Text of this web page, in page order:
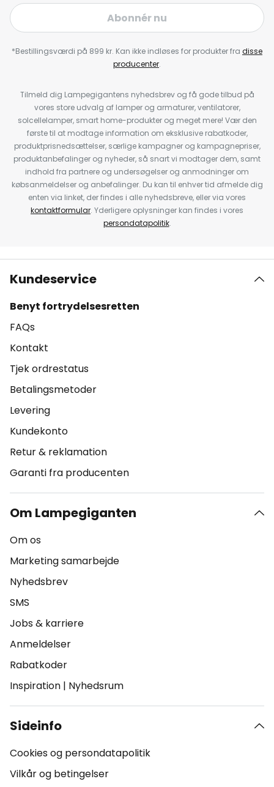
Abonnér nu
*Bestillingsværdi på 899 kr. Kan ikke indløses for produkter fra disse
producenter.
Tilmeld dig Lampegigantens nyhedsbrev og få gode tilbud på
vores store udvalg af lamper og armaturer, ventilatorer,
solcellelamper, smart home-produkter og meget mere! Vær den
første til at modtage information om eksklusive rabatkoder,
produktprisnedsættelser, særlige kampagner og kampagnepriser,
produktanbefalinger og nyheder, så snart vi modtager dem, samt
indhold fra partnere og undersøgelser og anmodninger om
købsanmeldelser og anbefalinger. Du kan til enhver tid afmelde dig
enten via linket, der findes i alle nyhedsbreve, eller via vores
kontaktformular. Yderligere oplysninger kan findes i vores
persondatapolitik.
Kundeservice
Benyt fortrydelsesretten
FAQs
Kontakt
Tjek ordrestatus
Betalingsmetoder
Levering
Kundekonto
Retur & reklamation
Garanti fra producenten
Om Lampegiganten
Om os
Marketing samarbejde
Nyhedsbrev
SMS
Jobs & karriere
Anmeldelser
Rabatkoder
Inspiration | Nyhedsrum
Sideinfo
Cookies og persondatapolitik
Vilkår og betingelser